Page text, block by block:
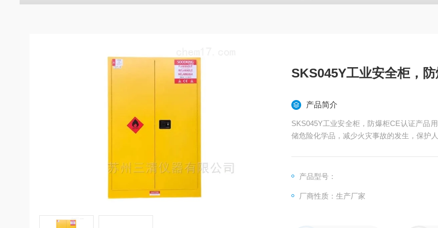
SKS045Y工业安全柜，
产品简介
SKS045Y工业安全柜，防爆柜CE认证产品
储危险化学品，减少火灾事故的发生，保护人
产品型号：
厂商性质：生产厂家